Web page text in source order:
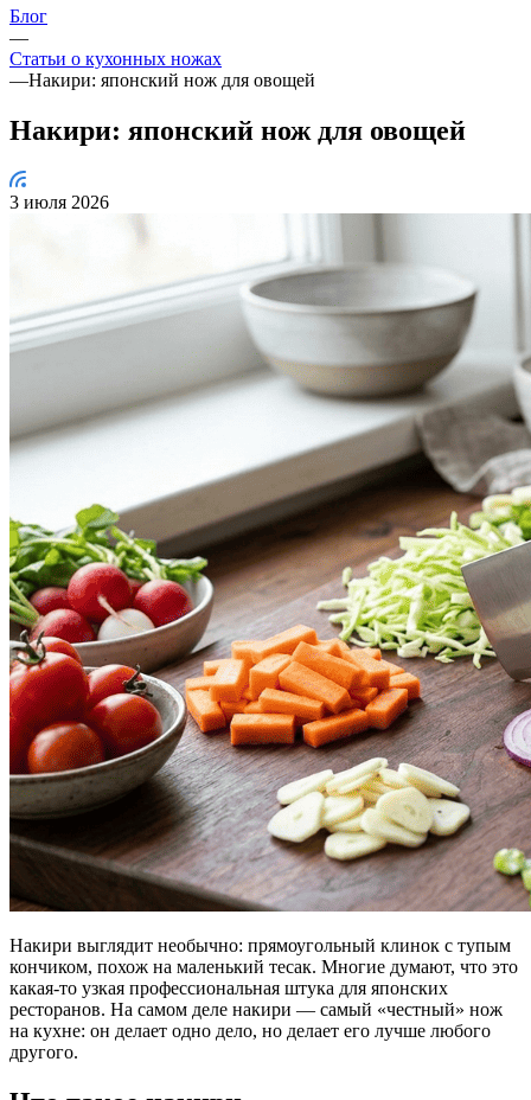
Блог
—
Статьи о кухонных ножах
—Накири: японский нож для овощей
Накири: японский нож для овощей
3 июля 2026
Накири выглядит необычно: прямоугольный клинок с тупым
кончиком, похож на маленький тесак. Многие думают, что это
какая-то узкая профессиональная штука для японских
ресторанов. На самом деле накири — самый «честный» нож
на кухне: он делает одно дело, но делает его лучше любого
другого.